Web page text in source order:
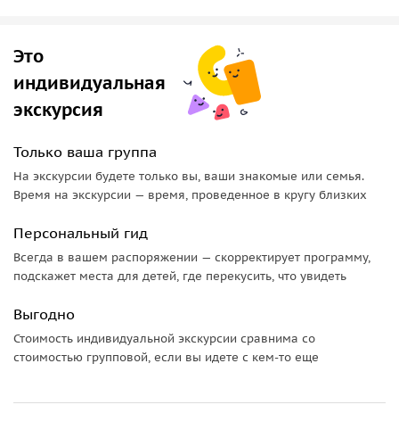
Среди впечатляющих меловых столбов скрыт Успенский
Дивногорский монастырь — одна из самых необычных
святынь России. Здесь находится древний
Иоанна Предтечи
, высеченный в скале ещё в 1652 году. С
слияние рек Дон и Тихая Сосна.
Костомаровский Спасский пещерный монастырь
Костомаровский Спасский пещерный монастырь
поразительно напоминает окрестности Иерусалима. Не
случайно паломники называли его «Новым
Спасский пещерный храм
подземельях. Этот уникальный комплекс включает кельи,
усыпальницу и двухалтарный храм, освящённый во имя
Это
индивидуальная
экскурсия
Только ваша группа
На экскурсии будете только вы, ваши знакомые или семья.
Время на экскурсии — время, проведенное в кругу близких
Персональный гид
Всегда в вашем распоряжении — скорректирует программу,
подскажет места для детей, где перекусить, что увидеть
Выгодно
Стоимость индивидуальной экскурсии сравнима со
стоимостью групповой, если вы идете с кем-то еще